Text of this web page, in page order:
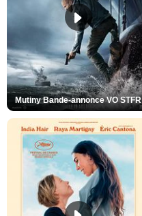
Mutiny Bande-annonce VO STFR